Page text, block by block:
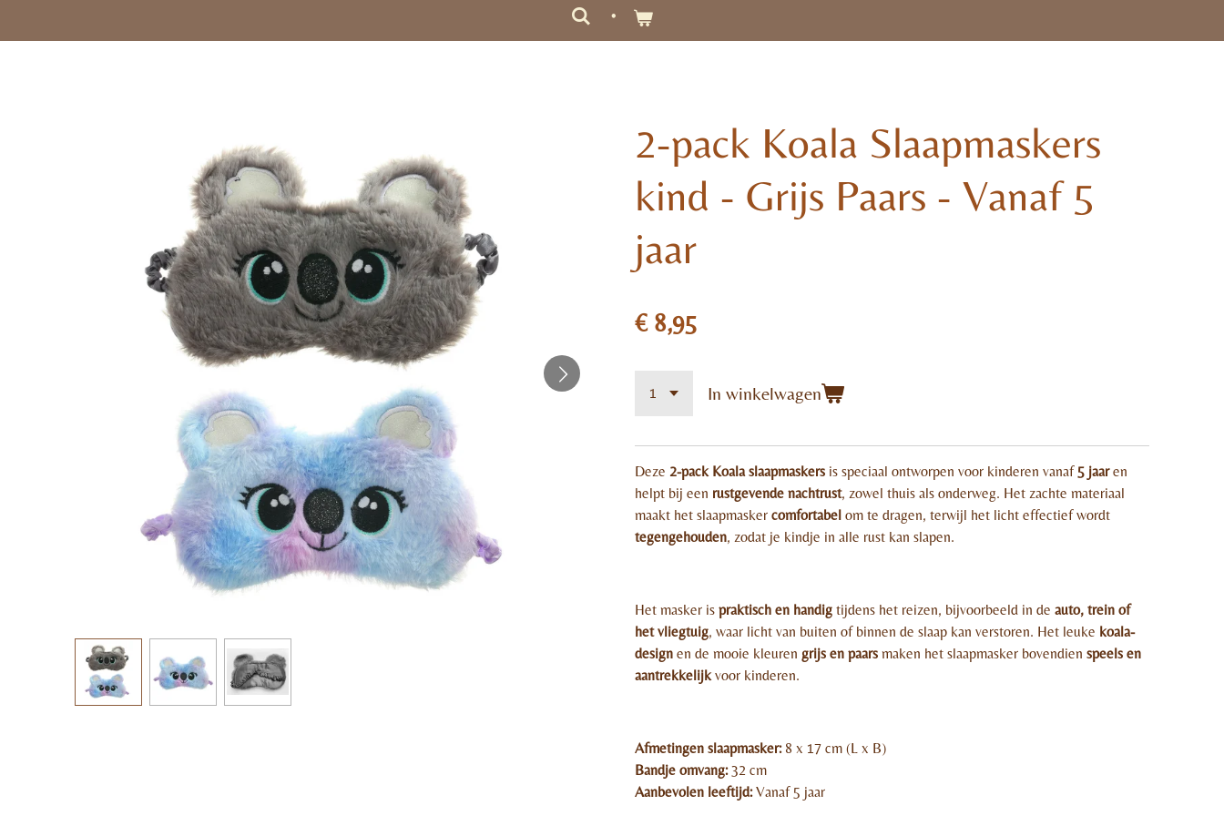
2-pack Koala Slaapmaskers
kind - Grijs Paars - Vanaf 5
jaar
€ 8,95
In winkelwagen
Deze 2-pack Koala slaapmaskers is speciaal ontworpen voor kinderen vanaf 5 jaaren
helpt bij een rustgevende nachtrust, zowel thuis als onderweg. Het zachte materiaal
maakt het slaapmasker comfortabel om te dragen, terwijl het licht effectief wordt
tegengehouden, zodat je kindje in alle rust kan slapen.
Het masker is praktisch en handig tijdens het reizen, bijvoorbeeld in de auto, trein of
het vliegtuig, waar licht van buiten of binnen de slaap kan verstoren. Het leuke koala-
design en de mooie kleuren grijs en paars maken het slaapmasker bovendien speels en
aantrekkelijkvoor kinderen.
Afmetingen slaapmasker:8 x 17 cm (L x B)
Bandje omvang:32 cm
Aanbevolen leeftijd:Vanaf 5 jaar